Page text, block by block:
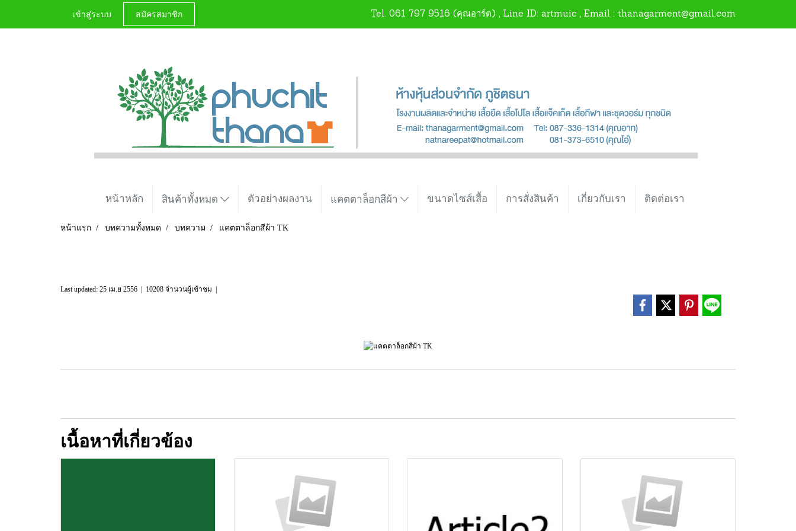
เข้าสู่ระบบ สมัครสมาชิก Tel. 061 797 9516 (คุณอาร์ต) , Line ID: artmuic , Email : thanagarment@gmail.com
หน้าหลัก สินค้าทั้งหมด ตัวอย่างผลงาน แคตตาล็อกสีผ้า ขนาดไซส์เสื้อ การสั่งสินค้า เกี่ยวกับเรา ติดต่อเรา
หน้าแรก บทความทั้งหมด บทความ แคตตาล็อกสีผ้า TK
Last updated: 25 เม.ย 2556 10208 จำนวนผู้เข้าชม
เนื้อหาที่เกี่ยวข้อง